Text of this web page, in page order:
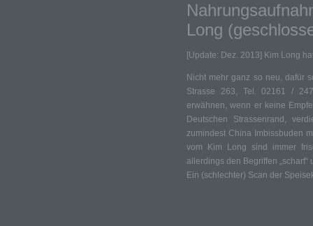
Long
[Update: Dez. 2013] Kim Long
Nicht mehr ganz so neu, dafür
Strasse 263, Tel. 02161 /
erwähnen, wenn er keine
Deutschen Strassenrand,
zumindest China Imbissbuden
vom Kim Long sind immer
allerdings den Begriffen
Ein (schlechter) Scan der